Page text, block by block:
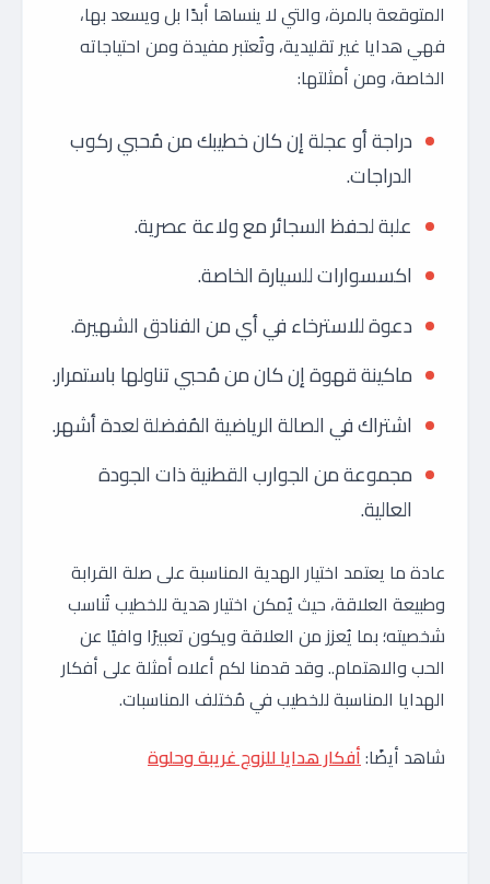
المتوقعة بالمرة، والتي لا ينساها أبدًا بل ويسعد بها،
فهي هدايا غير تقليدية، وتُعتبر مفيدة ومن احتياجاته
الخاصة، ومن أمثلتها:
دراجة أو عجلة إن كان خطيبك من مُحبي ركوب
الدراجات.
علبة لحفظ السجائر مع ولاعة عصرية.
اكسسوارات للسيارة الخاصة.
دعوة للاسترخاء في أي من الفنادق الشهيرة.
ماكينة قهوة إن كان من مُحبي تناولها باستمرار.
اشتراك في الصالة الرياضية المُفضلة لعدة أشهر.
مجموعة من الجوارب القطنية ذات الجودة
العالية.
عادة ما يعتمد اختيار الهدية المناسبة على صلة القرابة
وطبيعة العلاقة، حيث يُمكن اختيار هدية للخطيب تُناسب
شخصيته؛ بما يُعزز من العلاقة ويكون تعبيرًا وافيًا عن
الحب والاهتمام.. وقد قدمنا لكم أعلاه أمثلة على أفكار
الهدايا المناسبة للخطيب في مُختلف المناسبات.
شاهد أيضًا:أفكار هدايا للزوج غريبة وحلوة